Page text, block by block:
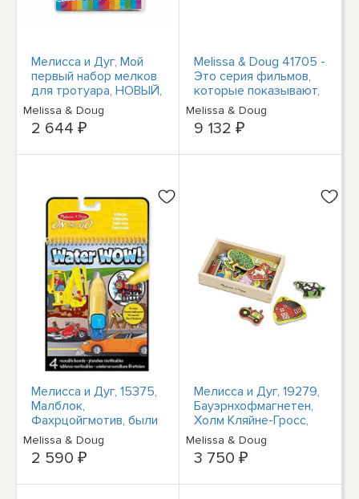
Мелисса и Дуг, Мой
первый набор мелков
для тротуара, НОВЫЙ,
В НАЛИЧИИ
Melissa & Doug
2 644 ₽
Melissa & Doug 41705 -
Это серия фильмов,
которые показывают,
что происходит за
кулисами.
Melissa & Doug
9 132 ₽
Мелисса и Дуг, 15375,
Малблок,
Фахрцойгмотив, были
сняты в баре
Wiederverwendbar.
Melissa & Doug
2 590 ₽
Мелисса и Дуг, 19279,
Бауэрнхофмагнетен,
Холм Кляйне-Гросс,
20, Штюкк-Спильцойг
Melissa & Doug
3 750 ₽